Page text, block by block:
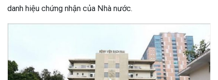
danh hiệu chứng nhận của Nhà nước.